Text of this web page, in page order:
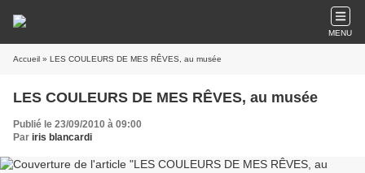
MENU
Accueil » LES COULEURS DE MES RÊVES, au musée
LES COULEURS DE MES RÊVES, au musée
Publié le 23/09/2010 à 09:00
Par iris blancardi